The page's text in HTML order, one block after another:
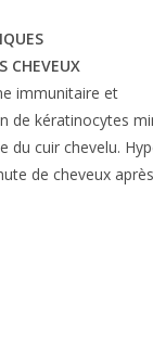
CHEVEUX
immunitaire et
kératinocytes
cuir chevelu.
de cheveux